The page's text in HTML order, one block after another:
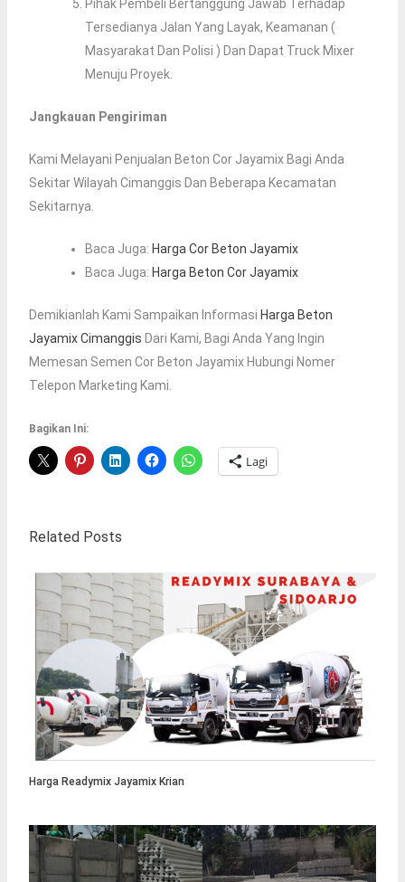
Pihak Pembeli Bertanggung Jawab Terhadap
Tersedianya Jalan Yang Layak, Keamanan (
Masyarakat Dan Polisi ) Dan Dapat Truck Mixer
Menuju Proyek.
Jangkauan Pengiriman
Kami Melayani Penjualan Beton Cor Jayamix Bagi Anda
Sekitar Wilayah Cimanggis Dan Beberapa Kecamatan
Sekitarnya.
Baca Juga: Harga Cor Beton Jayamix
Baca Juga: Harga Beton Cor Jayamix
Demikianlah Kami Sampaikan Informasi Harga Beton
Jayamix Cimanggis Dari Kami, Bagi Anda Yang Ingin
Memesan Semen Cor Beton Jayamix Hubungi Nomer
Telepon Marketing Kami.
Bagikan Ini:
Lagi
Related Posts
Harga Readymix Jayamix Krian